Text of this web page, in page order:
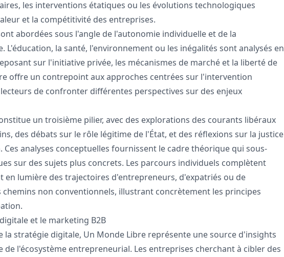
les interventions étatiques ou les évolutions technologiques
et la compétitivité des entreprises.
abordées sous l'angle de l'autonomie individuelle et de la
L'éducation, la santé, l'environnement ou les inégalités sont analysés en
sur l'initiative privée, les mécanismes de marché et la liberté de
offre un contrepoint aux approches centrées sur l'intervention
de confronter différentes perspectives sur des enjeux
un troisième pilier, avec des explorations des courants libéraux
des débats sur le rôle légitime de l'État, et des réflexions sur la justice
analyses conceptuelles fournissent le cadre théorique qui sous-
sur des sujets plus concrets. Les parcours individuels complètent
en lumière des trajectoires d'entrepreneurs, d'expatriés ou de
chemins non conventionnels, illustrant concrètement les principes
et le marketing B2B
la stratégie digitale, Un Monde Libre représente une source d'insights
l'écosystème entrepreneurial. Les entreprises cherchant à cibler des